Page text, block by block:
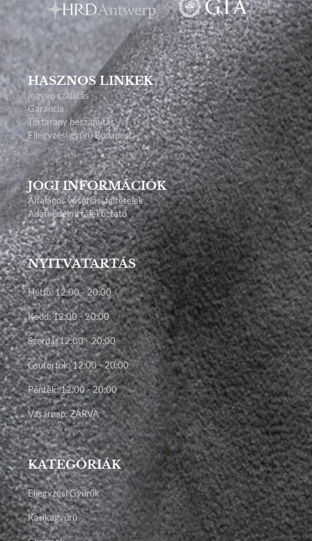
HASZNOS LINKEK
Ingyen szállítás
Garancia
Törtarany beszámítás
Eljegyzési gyűrű Budapest
JOGI INFORMÁCIÓK
Általános vásárlási feltételek
Adatvédelmi tájékoztató
NYITVATARTÁS
Hétfő: 12:00 - 20:00
Kedd: 12:00 - 20:00
Szerda: 12:00 - 20:00
Csütörtök: 12:00 - 20:00
Péntek: 12:00 - 20:00
Vasárnap: ZÁRVA
KATEGÓRIÁK
Eljegyzési Gyűrűk
Karikagyűrű